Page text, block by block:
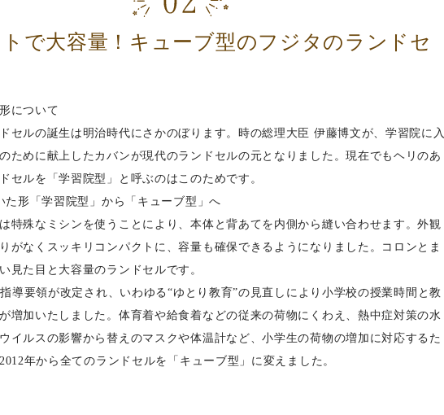
で大容量！キューブ型のフジタのランドセ
について
セルの誕生は明治時代にさかのぼります。時の総理大臣 伊藤博文が、学習院に入
ために献上したカバンが現代のランドセルの元となりました。現在でもヘリのあ
セルを「学習院型」と呼ぶのはこのためです。
た形「学習院型」から「キューブ型」へ
特殊なミシンを使うことにより、本体と背あてを内側から縫い合わせます。外観
がなくスッキリコンパクトに、容量も確保できるようになりました。コロンとま
見た目と大容量のランドセルです。
導要領が改定され、いわゆる“ゆとり教育”の見直しにより小学校の授業時間と教
増加いたしました。体育着や給食着などの従来の荷物にくわえ、熱中症対策の水
イルスの影響から替えのマスクや体温計など、小学生の荷物の増加に対応するた
年から全てのランドセルを「キューブ型」に変えました。